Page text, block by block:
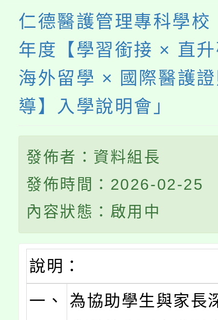
仁德醫護管理專科學
年度【學習銜接 × 直
海外留學 × 國際醫護
導】入學說明會」
發佈者：資料組長
發佈時間：2026-02-25
內容狀態：啟用中
說明：
一、
為協助學生與家長